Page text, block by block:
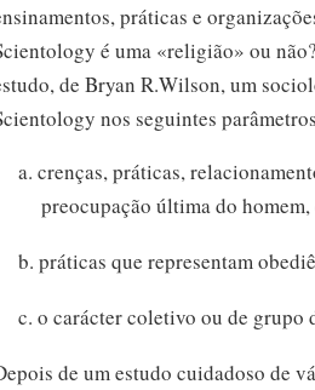
práticas e
é uma «religião» ou
de Bryan R.Wilson, um
nos seguintes
a. crenças, práticas,
preocupação última do homem,
b. práticas que representam
c. o carácter coletivo ou de grupo
de um estudo cuidadoso de